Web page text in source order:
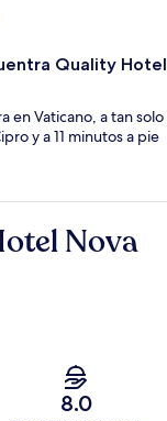
Quality Hotel
en Vaticano, a tan solo
y a 11 minutos a pie
Nova
8.0